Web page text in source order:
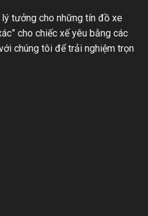
tưởng cho những tín đồ xe
cho chiếc xế yêu bằng các
chúng tôi để trải nghiệm trọn